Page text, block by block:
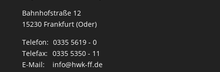
Bahnhofstraße 12
15230 Frankfurt (Oder)
Telefon: 0335 5619 - 0
Telefax: 0335 5350 - 11
E-Mail:
info@hwk-ff.de